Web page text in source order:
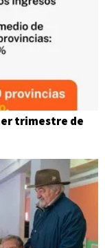
trimestre de